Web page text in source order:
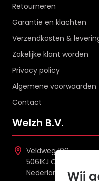
Retourneren
Garantie en klachten
Verzendkosten &
Zakelijke klant worden
Privacy policy
Algemene voorwaarden
Contact
Welzh B.V.
Veldweg 109
5061KJ Oisterwijk
Nederland
Wij